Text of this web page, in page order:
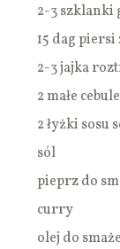
2-3 szklanki
15 dag
2-3 jajka
2 małe
2 łyżki sosu
sól
pieprz do
curry
olej do